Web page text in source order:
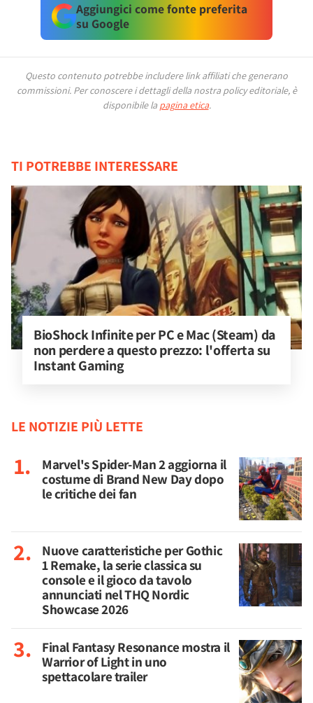
Aggiungici come fonte preferita
su Google
Questo contenuto potrebbe includere link affiliati che generano
commissioni. Per conoscere i dettagli della nostra policy editoriale, è
disponibile la pagina etica.
TI POTREBBE INTERESSARE
BioShock Infinite per PC e Mac (Steam) da
non perdere a questo prezzo: l'offerta su
Instant Gaming
LE NOTIZIE PIÙ LETTE
Marvel's Spider-Man 2 aggiorna il
costume di Brand New Day dopo
le critiche dei fan
Nuove caratteristiche per Gothic
1 Remake, la serie classica su
console e il gioco da tavolo
annunciati nel THQ Nordic
Showcase 2026
Final Fantasy Resonance mostra il
Warrior of Light in uno
spettacolare trailer